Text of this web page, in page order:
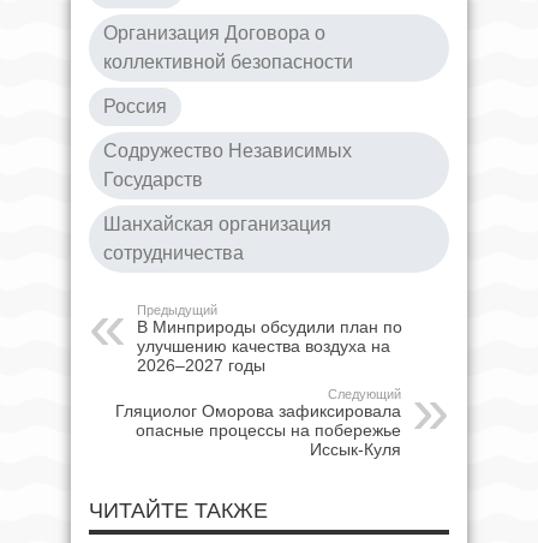
Организация Договора о
коллективной безопасности
Россия
Содружество Независимых
Государств
Шанхайская организация
сотрудничества
Предыдущий
В Минприроды обсудили план по
улучшению качества воздуха на
2026–2027 годы
Следующий
Гляциолог Оморова зафиксировала
опасные процессы на побережье
Иссык-Куля
ЧИТАЙТЕ ТАКЖЕ